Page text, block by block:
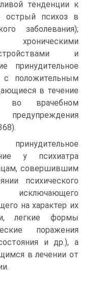
тенденции к
острый психоз в
заболевания);
и
принудительное
с положительным
в течение
во врачебном
у психиатра
совершившим
психического
на характер их
легкие формы
поражения
и др.), а
в лечении от